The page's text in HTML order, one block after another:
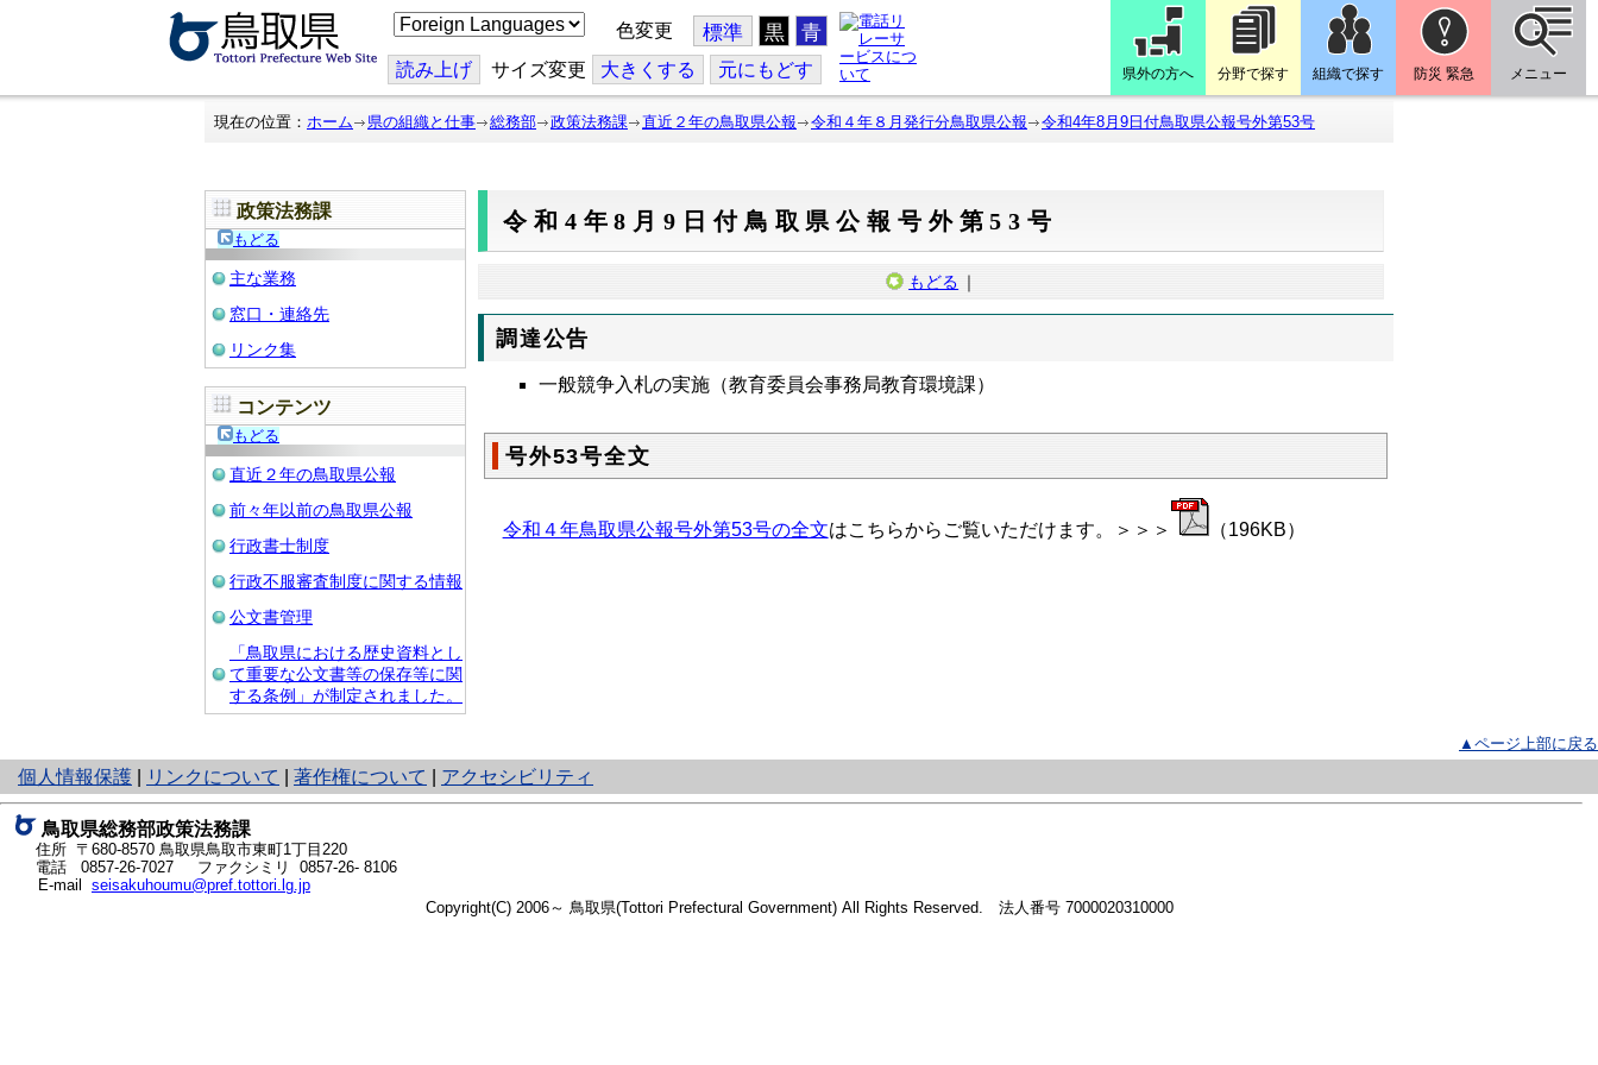
こ
の
ジ
を
翻
色変更 標準 黒 青
読み上げ サイズ変更 大きくする 元にもどす 県外の方へ 分野で探す 組織で探す 防災 緊急 メニュー
現在の位置： ホーム 県の組織と仕事 総務部 政策法務課 直近２年の鳥取県公報 令和４年８月発行分鳥取県公報 令和4年8月9日付鳥取県公報号外第53号
政策法務課
もどる
主な業務
窓口・連絡先
リンク集
コンテンツ
もどる
直近２年の鳥取県公報
前々年以前の鳥取県公報
行政書士制度
行政不服審査制度に関する情報
公文書管理
「鳥取県における歴史資料とし
て重要な公文書等の保存等に関
する条例」が制定されました。
令和4年8月9日付鳥取県公報号外第53号
もどる ｜
調達公告
一般競争入札の実施（教育委員会事務局教育環境課）
号外53号全文
令和４年鳥取県公報号外第53号の全文はこちらからご覧いただけます。＞＞＞ （196KB）
▲ページ上部に戻る
個人情報保護
と
り
ネ
ッ
ト
へ
リンクについて 著作権について アクセシビリティ
鳥取県総務部政策法務課
住所 〒680-8570 鳥取県鳥取市東町1丁目220
電話 0857-26-7027
ファクシミリ 0857-26- 8106
E-mail seisakuhoumu@pref.tottori.lg.jp
Copyright(C) 2006～ 鳥取県(Tottori Prefectural Government) All Rights Reserved. 法人番号 7000020310000